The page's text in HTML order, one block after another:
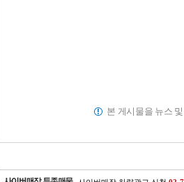
본 게시물을 뉴스